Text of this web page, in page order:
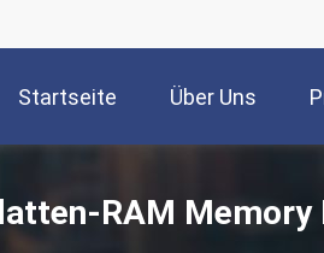
Startseite Über Uns
RAM Memory